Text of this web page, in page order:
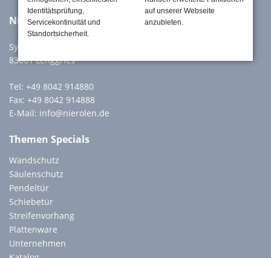
NIEROLEN GmbH
Sylvensteinstr. 60a
83661 Lenggries
Tel: +49 8042 914880
Fax: +49 8042 914888
E-Mail: info@nierolen.de
Themen Specials
Wandschutz
Säulenschutz
Pendeltür
Schiebetür
Streifenvorhang
Plattenware
Unternehmen
Identitätsprüfung,
Servicekontinuität und
Standortsicherheit.
auf unserer Webseite
anzubieten.